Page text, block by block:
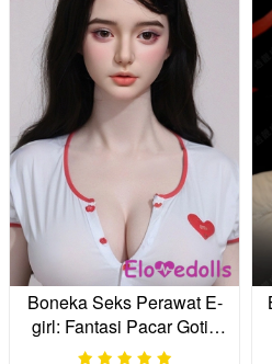
Boneka Seks Perawat E-
girl: Fantasi Pacar Gotik
Anda